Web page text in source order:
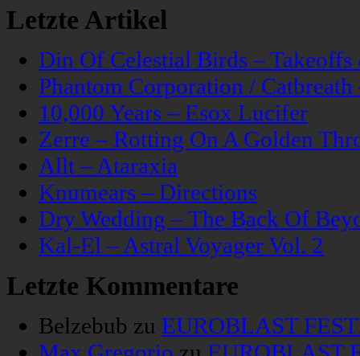
Letzte Artikel
Din Of Celestial Birds –
Phantom Corporation /
10,000 Years – Esox Lucifer
Zerre – Rotting On A Golden
Allt – Ataraxia
Knumears – Directions
Dry Wedding – The Back Of
Kal-El – Astral Voyager Vol. 2
Letzte Kommentare
Belzebub zu EUROBLAST